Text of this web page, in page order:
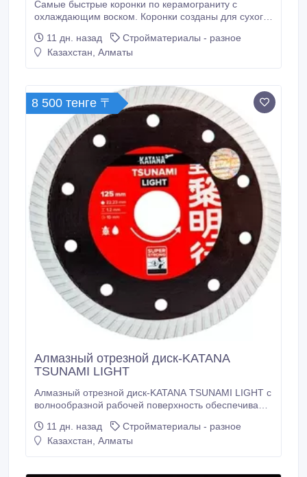
Самые быстрые коронки по керамограниту с
охлаждающим воском. Коронки созданы для сухого
материалах с помощью УШМ. Особенности:
Даметр:6, 8, 10, 12, 20 мм. Фланец:М14 Высота
высокую скорость сверления и чистую кромку
отверстия.
11 дн. назад
Стройматериалы - разное
Казахстан, Алматы
8 500 тенге 〒
Алмазный отрезной диск-KATANA
TSUNAMI LIGHT
Алмазный отрезной диск-KATANA TSUNAMI LIGHT с
волнообразной рабочей поверхность обеспечивает
прочными материалами. Турбированные пазы
алмазоносного слоя эффективно врезаются в
11 дн. назад
Стройматериалы - разное
Казахстан, Алматы